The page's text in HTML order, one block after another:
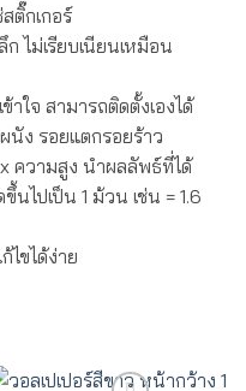
ติ๊กเกอร์
ไม่เรียบเนียนเหมือน
าใจ สามารถติดตั้งเองได้
นัง รอยแตกรอยร้าว
ความสูง นำผลลัพธ์ที่ได้
ไปเป็น 1 ม้วน เช่น = 1.6
ไขได้ง่าย